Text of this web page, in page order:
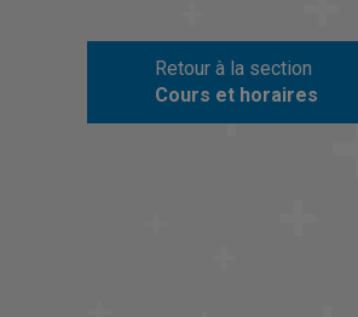
Retour à la section
Cours et horaires